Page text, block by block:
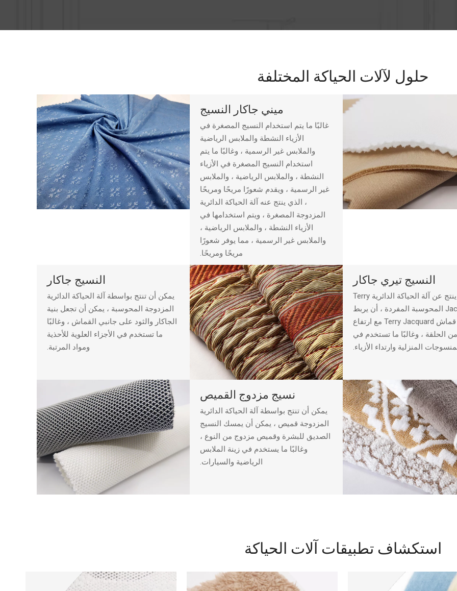
حلول لآلات الحياكة المختلفة
ميني جاكار النسيج
غالبًا ما يتم استخدام النسيج المصغرة في
الأزياء النشطة والملابس الرياضية
والملابس غير الرسمية ، وغالبًا ما يتم
استخدام النسيج المصغرة في الأزياء
النشطة ، والملابس الرياضية ، والملابس
غير الرسمية ، ويقدم شعورًا مريحًا ومريحًا
، الذي ينتج عنه آلة الحياكة الدائرية
المزدوجة المصغرة ، ويتم استخدامها في
الأزياء النشطة ، والملابس الرياضية ،
والملابس غير الرسمية ، مما يوفر شعورًا
مريحًا ومريحًا.
النسيج جاكار
يمكن أن تنتج بواسطة آلة الحياكة الدائرية
المزدوجة المحوسبة ، يمكن أن تجعل بنية
الجاكار والثود على جانبي القماش ، وغالبًا
ما تستخدم في الأجزاء العلوية للأحذية
ومواد المرتبة.
النسيج تيري جاكار
يمكن أن ينتج عن آلة الحياكة الدائرية Terry
Jacquard المحوسبة المفردة ، أن يربط
قطعة قماش Terry Jacquard مع ارتفاع
الحلقة ، وغالبًا ما تستخدم في
المنزلية وارتداء الأزياء.
نسيج مزدوج القميص
يمكن أن تنتج بواسطة آلة الحياكة الدائرية
المزدوجة قميص ، يمكن أن يمسك النسيج
الصديق للبشرة وقميص مزدوج من النوع ،
وغالبًا ما يستخدم في زينة الملابس
الرياضية والسيارات.
استكشاف تطبيقات آلات الحياكة